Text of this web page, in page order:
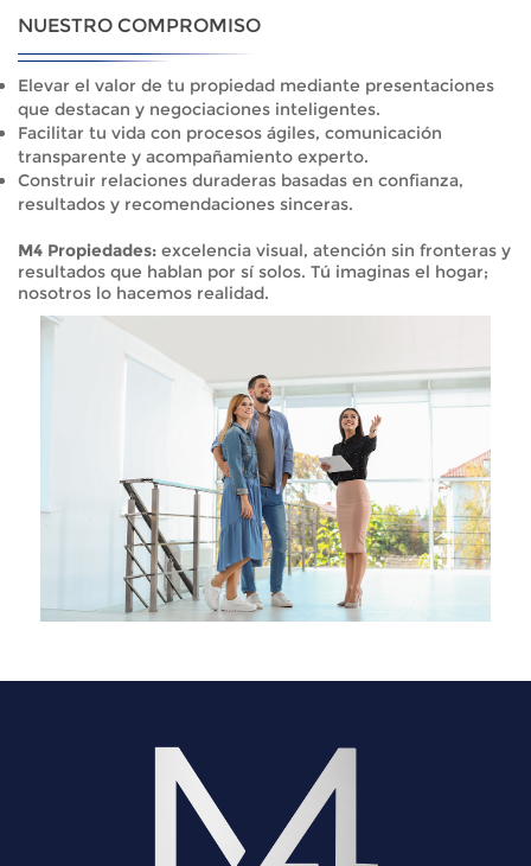
NUESTRO COMPROMISO
Elevar el valor de tu propiedad mediante presentaciones
que destacan y negociaciones inteligentes.
Facilitar tu vida con procesos ágiles, comunicación
transparente y acompañamiento experto.
Construir relaciones duraderas basadas en confianza,
resultados y recomendaciones sinceras.
M4 Propiedades: excelencia visual, atención sin fronteras y
resultados que hablan por sí solos. Tú imaginas el hogar;
nosotros lo hacemos realidad.